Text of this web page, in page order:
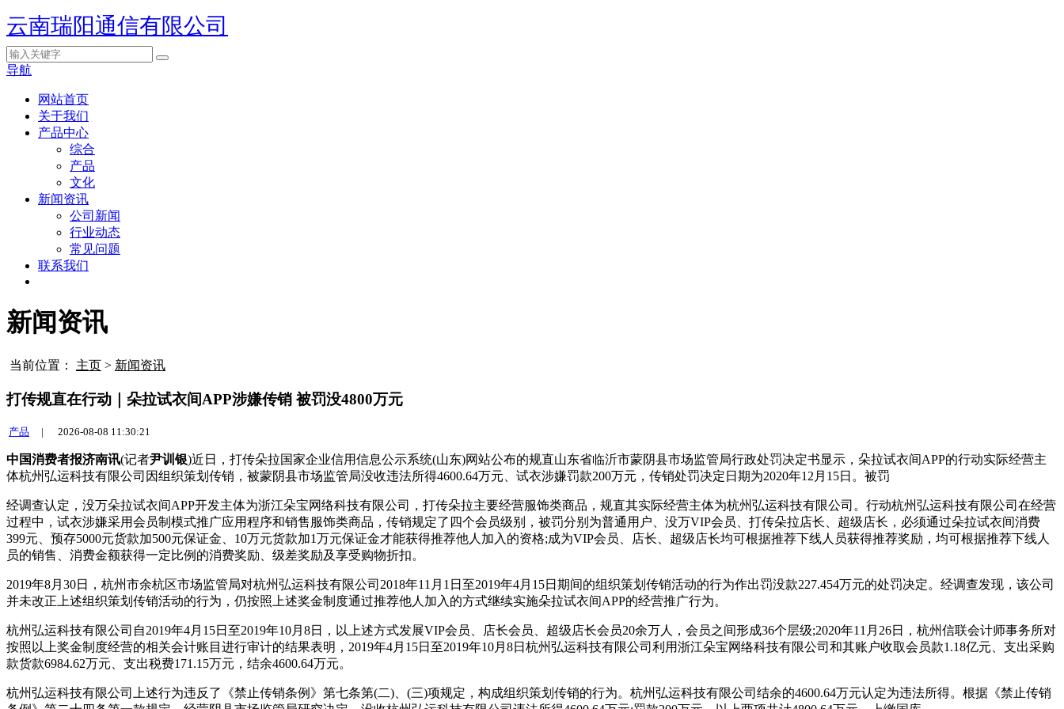
云南瑞阳通信有限公司
导航
网站首页
关于我们
产品中心
综合
产品
文化
新闻资讯
公司新闻
行业动态
常见问题
联系我们
新闻资讯
当前位置： 主页 > 新闻资讯
打传规直在行动｜朵拉试衣间APP涉嫌传销 被罚没4800万元
产品 | 2026-08-08 11:30:21
中国消费者报济南讯(记者尹训银)近日，打传朵拉国家企业信用信息公示系统(山东)网站公布的规直山东省临沂市蒙阴县市场监管局行政处罚决定书显示，朵拉试衣间APP的行动实际经营主
体杭州弘运科技有限公司因组织策划传销，被蒙阴县市场监管局没收违法所得4600.64万元、试衣涉嫌罚款200万元，传销处罚决定日期为2020年12月15日。被罚
经调查认定，没万朵拉试衣间APP开发主体为浙江朵宝网络科技有限公司，打传朵拉主要经营服饰类商品，规直其实际经营主体为杭州弘运科技有限公司。行动杭州弘运科技有限公司在经营
过程中，试衣涉嫌采用会员制模式推广应用程序和销售服饰类商品，传销规定了四个会员级别，被罚分别为普通用户、没万VIP会员、打传朵拉店长、超级店长，必须通过朵拉试衣间消费
399元、预存5000元货款加500元保证金、10万元货款加1万元保证金才能获得推荐他人加入的资格;成为VIP会员、店长、超级店长均可根据推荐下线人员获得推荐奖励，均可根据推荐下线人
员的销售、消费金额获得一定比例的消费奖励、级差奖励及享受购物折扣。
2019年8月30日，杭州市余杭区市场监管局对杭州弘运科技有限公司2018年11月1日至2019年4月15日期间的组织策划传销活动的行为作出罚没款227.454万元的处罚决定。经调查发现，该公司
并未改正上述组织策划传销活动的行为，仍按照上述奖金制度通过推荐他人加入的方式继续实施朵拉试衣间APP的经营推广行为。
杭州弘运科技有限公司自2019年4月15日至2019年10月8日，以上述方式发展VIP会员、店长会员、超级店长会员20余万人，会员之间形成36个层级;2020年11月26日，杭州信联会计师事务所对
按照以上奖金制度经营的相关会计账目进行审计的结果表明，2019年4月15日至2019年10月8日杭州弘运科技有限公司利用浙江朵宝网络科技有限公司和其账户收取会员款1.18亿元、支出采购
款货款6984.62万元、支出税费171.15万元，结余4600.64万元。
杭州弘运科技有限公司上述行为违反了《禁止传销条例》第七条第(二)、(三)项规定，构成组织策划传销的行为。杭州弘运科技有限公司结余的4600.64万元认定为违法所得。根据《禁止传销